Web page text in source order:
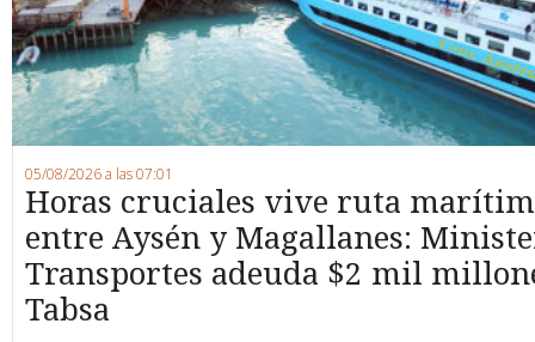
05/08/2026 a las 07:01
Horas cruciales vive ruta
entre Aysén y Magallanes:
Transportes adeuda $2 mil
Tabsa